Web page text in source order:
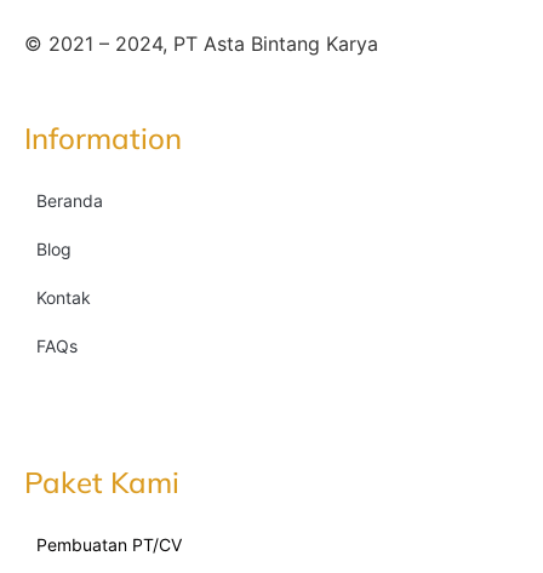
© 2021 – 2024, PT Asta Bintang Karya
Information
Beranda
Blog
Kontak
FAQs
Paket Kami
Pembuatan PT/CV